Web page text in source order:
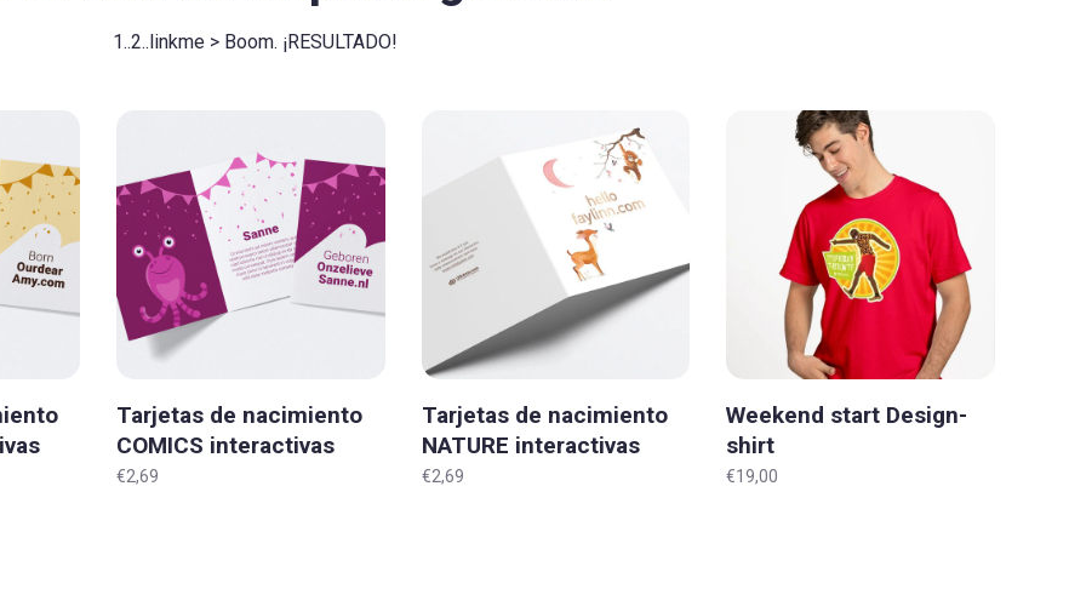
1..2..linkme > Boom. ¡RESULTADO!
Tarjetas de nacimiento
COMICS interactivas
'Original'
€2,69
Tarjetas de nacimiento
NATURE interactivas
'Original'
€2,69
Weekend start Design-
shirt
ITSFRIDAYTHEN.WTF
€19,00